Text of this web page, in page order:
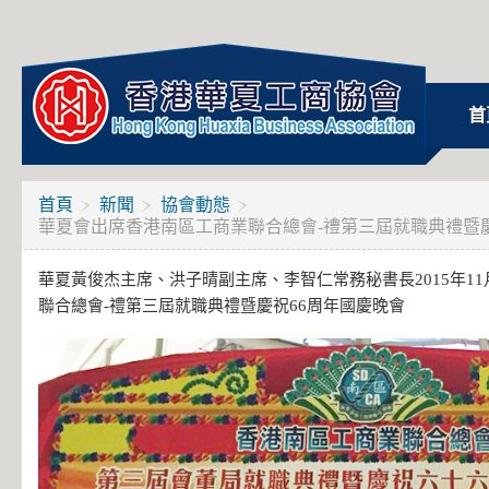
首
首頁 新聞
協會動態
華夏會出席香港南區工商業聯合總會-禮第三屆就職典禮暨
華夏黃俊杰主席、洪子晴副主席、李智仁常務秘書長2015年
聯合總會-禮第三屆就職典禮暨慶祝66周年國慶晚會